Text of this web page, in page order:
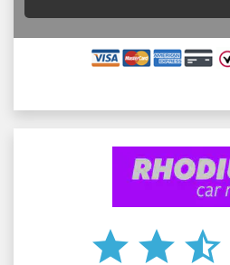
star star star_half